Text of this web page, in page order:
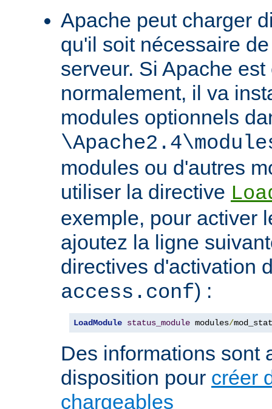
Apache peut charger
qu'il soit nécessaire
serveur. Si Apache
normalement, il va
modules optionnels
modules ou d'autres
utiliser la directive
exemple, pour activer
ajoutez la ligne
directives d'activation
access.conf) :
LoadModule status_module modules/
Des informations sont
disposition pour créer
chargeables